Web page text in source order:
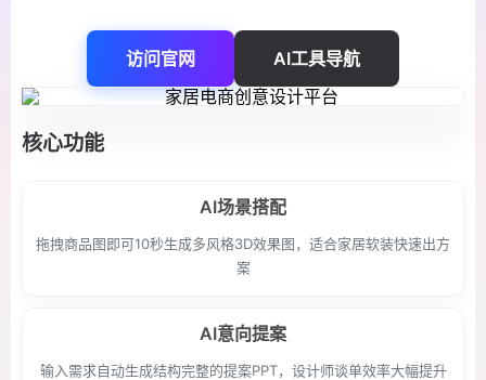
访问官网 AI工具导航
核心功能
AI场景搭配
拖拽商品图即可10秒生成多风格3D效果图，适合家居软装快速出方
案
AI意向提案
输入需求自动生成结构完整的提案PPT，设计师谈单效率大幅提升